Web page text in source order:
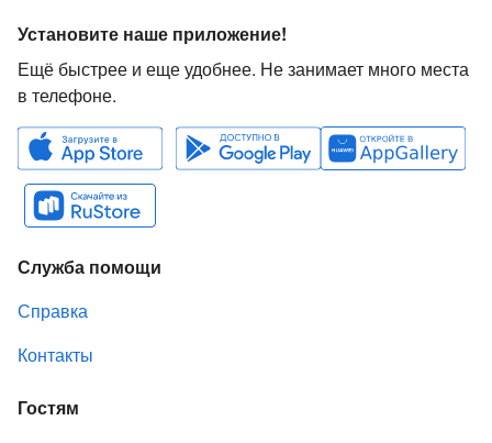
Установите наше приложение!
Ещё быстрее и еще удобнее. Не занимает много места
в телефоне.
Служба помощи
Справка
Контакты
Гостям